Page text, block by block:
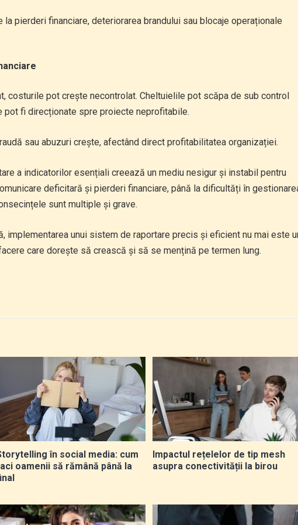
pierderi financiare, deteriorarea brandului sau blocaje operaționale
costurile pot crește necontrolat. Cheltuielile pot scăpa de sub control
fi direcționate spre proiecte neprofitabile.
sau abuzuri crește, afectând direct profitabilitatea organizației.
a indicatorilor esențiali creează un mediu nesigur și instabil pentru
deficitară și pierderi financiare, până la dificultăți în
sunt multiple și grave.
implementarea unui sistem de raportare precis și eficient nu mai este
care dorește să crească și să se mențină pe termen lung.
în social media: cum
oamenii să rămână până la
Impactul rețelelor de tip mesh
asupra conectivității la birou